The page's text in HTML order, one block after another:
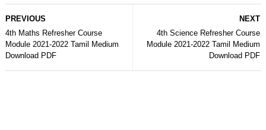
NEXT
4th Science Refresher Course
Module 2021-2022 Tamil Medium
Download PDF
PREVIOUS
4th Maths Refresher Course
Module 2021-2022 Tamil Medium
Download PDF